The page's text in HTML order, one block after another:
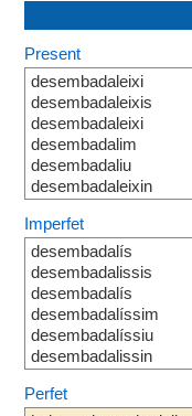
Present
desembadaleixi
desembadaleixis
desembadaleixi
desembadalim
desembadaliu
desembadaleixin
Imperfet
desembadalís
desembadalissis
desembadalís
desembadalíssim
desembadalíssiu
desembadalissin
Perfet